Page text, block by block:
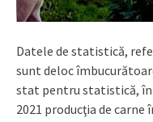
Datele de statistică,
sunt deloc
stat pentru statistică, în
2021 producţia de